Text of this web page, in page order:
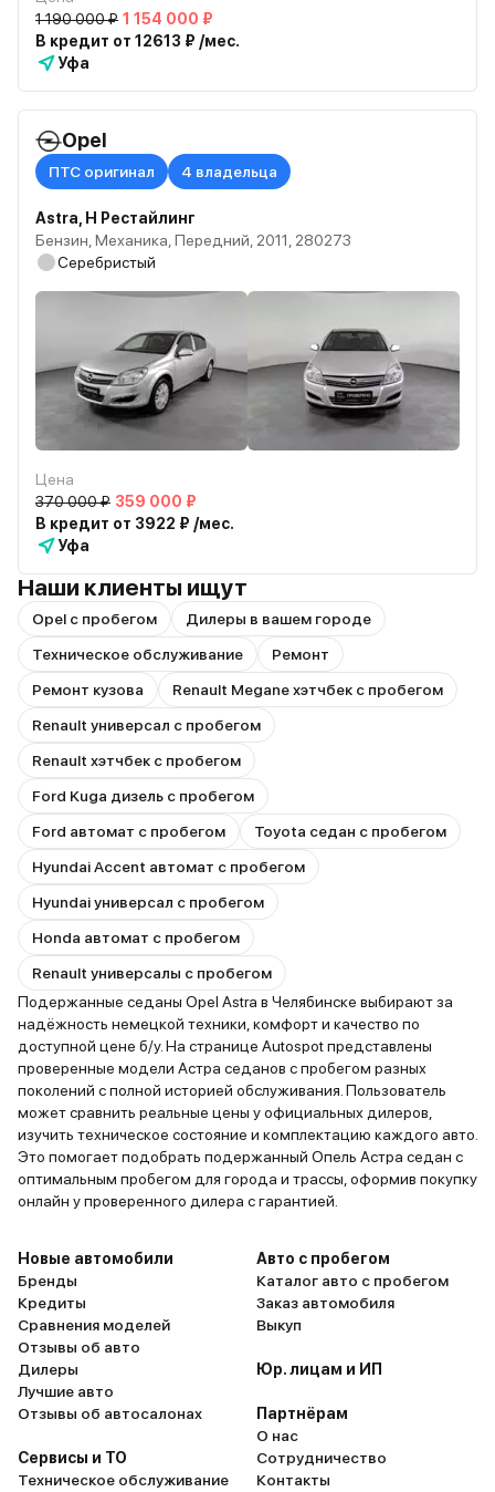
1 190 000 ₽ 1 154 000 ₽
В кредит от 12613 ₽ /мес.
Уфа
Opel
ПТС оригинал 4 владельца
Astra, H Рестайлинг
Бензин, Механика, Передний, 2011, 280273
Серебристый
Цена
370 000 ₽ 359 000 ₽
В кредит от 3922 ₽ /мес.
Уфа
Наши клиенты ищут
Opel с пробегом
Дилеры в вашем городе
Техническое обслуживание
Ремонт
Ремонт кузова
Renault Megane хэтчбек с пробегом
Renault универсал с пробегом
Renault хэтчбек с пробегом
Ford Kuga дизель с пробегом
Ford автомат с пробегом
Toyota седан с пробегом
Hyundai Accent автомат с пробегом
Hyundai универсал с пробегом
Honda автомат с пробегом
Renault универсалы с пробегом
Подержанные седаны Opel Astra в Челябинске выбирают за
надёжность немецкой техники, комфорт и качество по
доступной цене б/у. На странице Autospot представлены
проверенные модели Астра седанов с пробегом разных
поколений с полной историей обслуживания. Пользователь
может сравнить реальные цены у официальных дилеров,
изучить техническое состояние и комплектацию каждого авто.
Это помогает подобрать подержанный Опель Астра седан с
оптимальным пробегом для города и трассы, оформив покупку
онлайн у проверенного дилера с гарантией.
Новые автомобили
Бренды
Кредиты
Сравнения моделей
Отзывы об авто
Дилеры
Лучшие авто
Отзывы об автосалонах
Сервисы и ТО
Техническое обслуживание
Авто с пробегом
Каталог авто с пробегом
Заказ автомобиля
Выкуп
Юр. лицам и ИП
Партнёрам
О нас
Сотрудничество
Контакты